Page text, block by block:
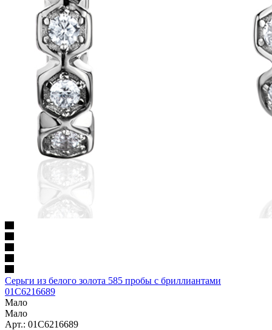
Серьги из белого золота 585 пробы с бриллиантами
01С6216689
Мало
Мало
Арт.: 01С6216689